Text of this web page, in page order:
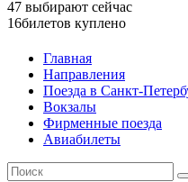
47 выбирают сейчас
16билетов куплено
Главная
Направления
Поезда в Санкт-
Вокзалы
Фирменные поезда
Авиабилеты